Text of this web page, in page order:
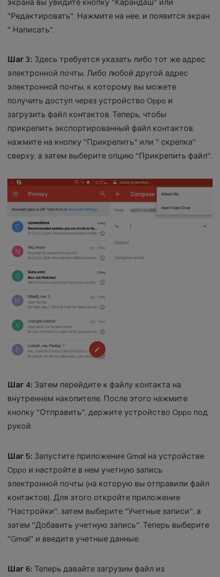
"Редактировать". Нажмите на нее, и появится экран
" Написать".
Шаг 3: Здесь требуется указать либо тот же адрес
электронной почты. Либо любой другой адрес
электронной почты, к которому вы можете
получить доступ через устройство Oppo и
загрузить файл контактов. Теперь, чтобы
прикрепить экспортированный файл контактов,
нажмите на кнопку "Прикрепить" или " скрепка"
сверху, а затем выберите опцию "Прикрепить файл".
Шаг 4: Затем перейдите к файлу контакта на
внутреннем накопителе. После этого нажмите
кнопку "Отправить", держите устройство Oppo под
рукой.
Шаг 5: Запустите приложение Gmail на устройстве
Oppo и настройте в нем учетную запись
электронной почты (на которую вы отправили файл
контактов). Для этого откройте приложение
"Настройки", затем выберите "Учетные записи", а
затем "Добавить учетную запись". Теперь выберите
"Gmail" и введите учетные данные.
Шаг 6: Теперь давайте загрузим файл из